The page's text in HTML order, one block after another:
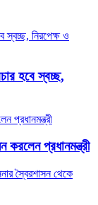
হবে স্বচ্ছ,
প্রধানমন্ত্রী